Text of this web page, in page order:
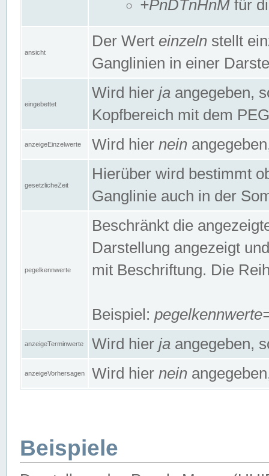
+PnDTnHnM für
ansicht
Der Wert einzeln stellt
Ganglinien in einer
eingebettet
Wird hier ja angegeben,
Kopfbereich mit dem
anzeigeEinzelwerte Wird hier nein
gesetzlicheZeit
Hierüber wird bestimmt
Ganglinie auch in der
pegelkennwerte
Beschränkt die
Darstellung angezeigt
mit Beschriftung. Die
Beispiel:
anzeigeTerminwerte Wird hier ja angegeben,
anzeigeVorhersagen Wird hier nein
Beispiele